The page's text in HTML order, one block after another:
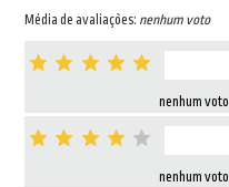
Média de avaliações: nenhum voto
nenhum voto
nenhum voto